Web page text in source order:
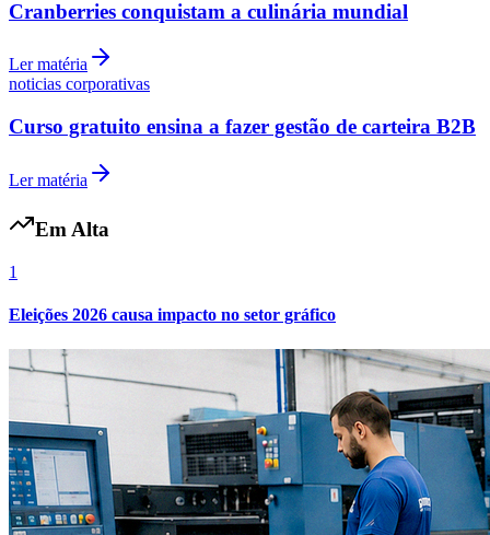
Grêmio
Cranberries conquistam a culinária mundial
Ler matéria
noticias corporativas
Curso gratuito ensina a fazer gestão de carteira B2B
Ler matéria
Em Alta
1
Eleições 2026 causa impacto no setor gráfico